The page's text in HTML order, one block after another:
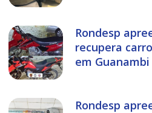
Rondesp
recupera
em Guanambi
Rondesp